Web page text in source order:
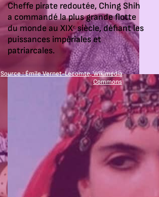
Cheffe pirate redoutée, Ching Shih
a commandé la plus grande flotte
du monde au XIXᵉ siècle, défiant les
puissances impériales et
patriarcales.
Source : Émile Vernet-Lecomte, Wikimedia
Commons